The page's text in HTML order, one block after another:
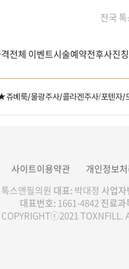
전국
전체 이벤트시술예약전후사진
베룩/물광주사/콜라겐주사/포텐자/
사이트이용약관 개인정보
톡스앤필의원 대표: 박대정 사업
대표번호: 1661-4842진료과
COPYRIGHTⓒ2021